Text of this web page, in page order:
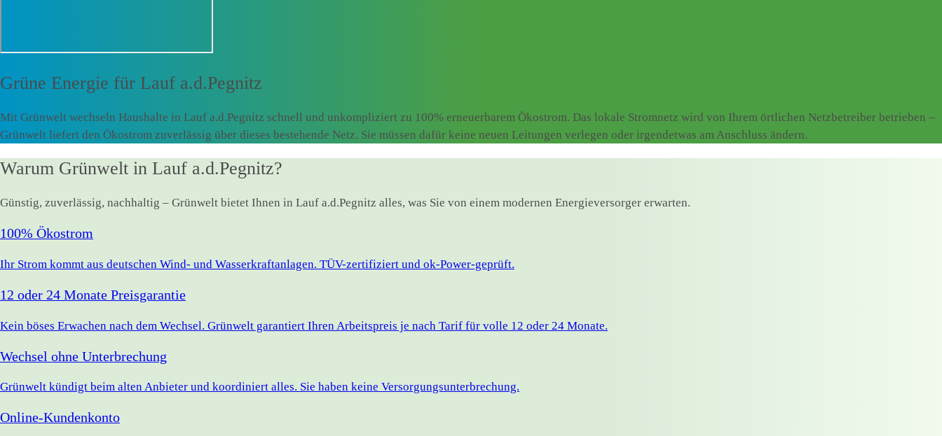
Grüne Energie für Lauf a.d.Pegnitz
Mit Grünwelt wechseln Haushalte in Lauf a.d.Pegnitz schnell und unkompliziert zu 100% erneuerbarem Ökostrom. Das lokale Stromnetz wird von Ihrem örtlichen Netzbetreiber betrieben –
Grünwelt liefert den Ökostrom zuverlässig über dieses bestehende Netz. Sie müssen dafür keine neuen Leitungen verlegen oder irgendetwas am Anschluss ändern.
Warum Grünwelt in Lauf a.d.Pegnitz?
Günstig, zuverlässig, nachhaltig – Grünwelt bietet Ihnen in Lauf a.d.Pegnitz alles, was Sie von einem modernen Energieversorger erwarten.
100% Ökostrom
Ihr Strom kommt aus deutschen Wind- und Wasserkraftanlagen. TÜV-zertifiziert und ok-Power-geprüft.
12 oder 24 Monate Preisgarantie
Kein böses Erwachen nach dem Wechsel. Grünwelt garantiert Ihren Arbeitspreis je nach Tarif für volle 12 oder 24 Monate.
Wechsel ohne Unterbrechung
Grünwelt kündigt beim alten Anbieter und koordiniert alles. Sie haben keine Versorgungsunterbrechung.
Online-Kundenkonto